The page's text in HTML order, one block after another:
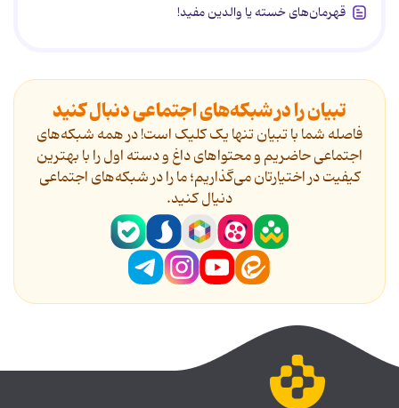
قهرمان‌های خسته یا والدین مفید!
تبیان را در شبکه‌های اجتماعی دنبال کنید
فاصله شما با تبیان تنها یک کلیک است! در همه شبکه‌های
اجتماعی حاضریم و محتواهای داغ و دسته اول را با بهترین
کیفیت در اختیارتان می‌گذاریم؛ ما را در شبکه‌های اجتماعی
دنیال کنید.